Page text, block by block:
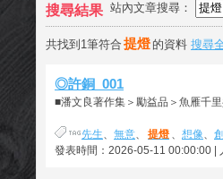
搜尋結果 站內文章搜尋：
共找到1筆符合 提燈 的資料 搜尋
◎許銅_001
■潘文良著作集＞勵益品＞魚雁千
先生、 無意、 提燈 、 想像、
發表時間：2026-05-11 00:00:00 |